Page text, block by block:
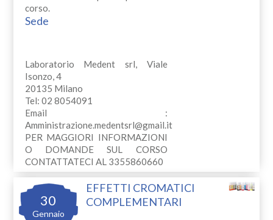
corso.
Sede
Laboratorio Medent srl, Viale
Isonzo, 4
20135 Milano
Tel: 02 8054091
Email :
Amministrazione.medentsrl@gmail.it
PER MAGGIORI INFORMAZIONI
O DOMANDE SUL CORSO
CONTATTATECI AL 3355860660
30
Gennaio
EFFETTI CROMATICI
COMPLEMENTARI